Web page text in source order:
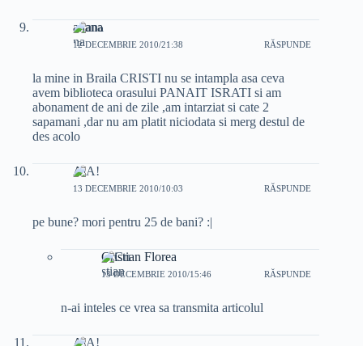
anana
12 DECEMBRIE 2010/21:38 RĂSPUNDE
la mine in Braila CRISTI nu se intampla asa ceva
avem biblioteca orasului PANAIT ISRATI si am
abonament de ani de zile ,am intarziat si cate 2
sapamani ,dar nu am platit niciodata si merg destul de
des acolo
A!
13 DECEMBRIE 2010/10:03 RĂSPUNDE
pe bune? mori pentru 25 de bani? :|
Cristian Florea
13 DECEMBRIE 2010/15:46 RĂSPUNDE
n-ai inteles ce vrea sa transmita articolul
A!